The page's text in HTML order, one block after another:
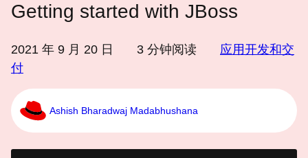
Getting started with JBoss
2021 年 9 月 20 日 3 分钟阅读
应用开发和交
付
Ashish Bharadwaj Madabhushana